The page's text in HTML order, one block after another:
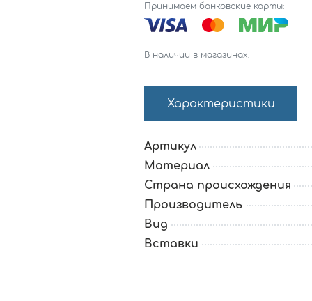
Принимаем банковские карты:
В наличии в магазинах:
Характеристики
Артикул
Материал
Страна происхождения
Производитель
Вид
Вставки